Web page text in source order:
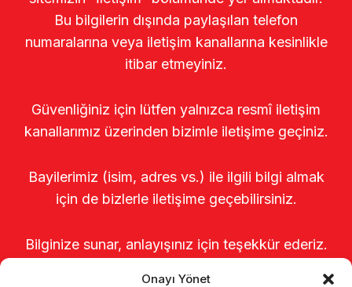
Onayı Yönet
Bu bilgilerin dışında paylaşılan telefon
numaralarına veya iletişim kanallarına kesinlikle
itibar etmeyiniz.
Güvenliğiniz için lütfen yalnızca resmî iletişim
kanallarımız üzerinden bizimle iletişime geçiniz.
Bayilerimiz (isim, adres vs.) ile ilgili bilgi almak
için de bizlerle iletişime geçebilirsiniz.
Bilginize sunar, anlayışınız için teşekkür ederiz.